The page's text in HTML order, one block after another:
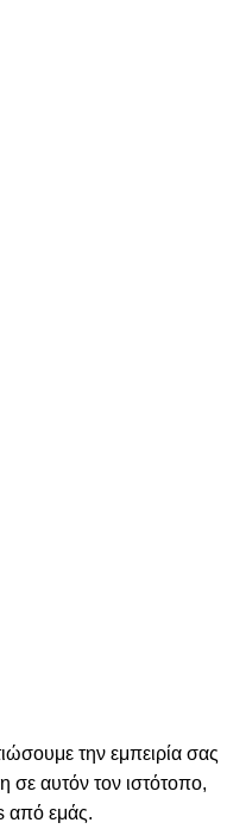
την εμπειρία σας
σε αυτόν τον ιστότοπο,
από εμάς.